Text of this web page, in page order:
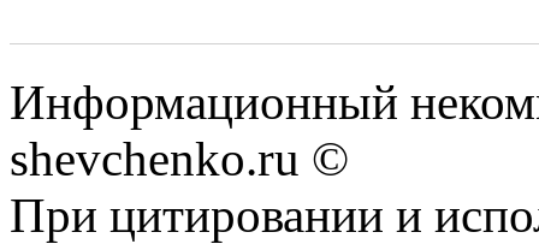
Информационный
shevchenko.ru ©
При цитировании и